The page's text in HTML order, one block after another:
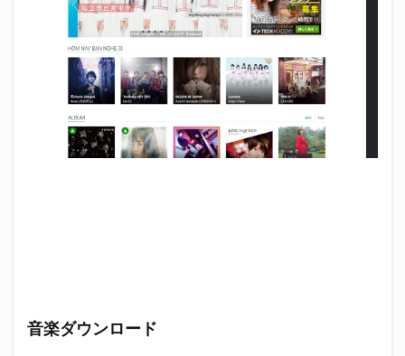
音楽ダウンロード